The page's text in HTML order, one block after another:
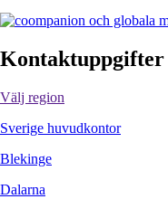
Kontaktuppgifter
Välj region
Sverige huvudkontor
Blekinge
Dalarna